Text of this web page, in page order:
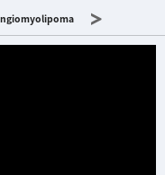
>